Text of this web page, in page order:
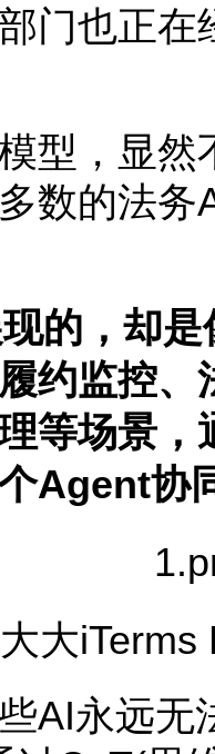
门也正
型，显
数的法
的，却
约监控
等场景
Agent协
大iTerms
AI永远无